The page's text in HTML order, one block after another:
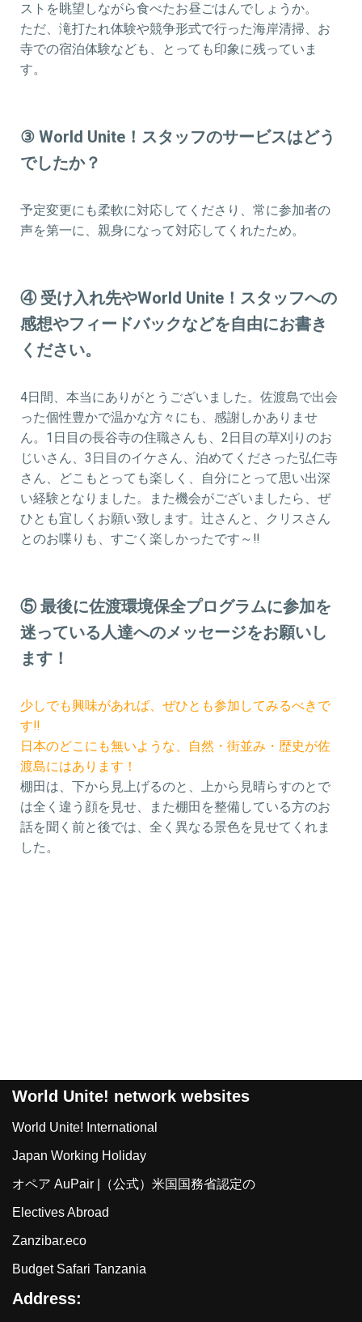
ストを眺望しながら食べたお昼ごはんでしょうか。
ただ、滝打たれ体験や競争形式で行った海岸清掃、お
寺での宿泊体験なども、とっても印象に残っていま
す。
③ World Unite！スタッフのサービスはどう
でしたか？
予定変更にも柔軟に対応してくださり、常に参加者の
声を第一に、親身になって対応してくれたため。
④ 受け入れ先やWorld Unite！スタッフへの
感想やフィードバックなどを自由にお書き
ください。
4日間、本当にありがとうございました。佐渡島で出会
った個性豊かで温かな方々にも、感謝しかありませ
ん。1日目の長谷寺の住職さんも、2日目の草刈りのお
じいさん、3日目のイケさん、泊めてくださった弘仁寺
さん、どこもとっても楽しく、自分にとって思い出深
い経験となりました。また機会がございましたら、ぜ
ひとも宜しくお願い致します。辻さんと、クリスさん
とのお喋りも、すごく楽しかったです～‼
⑤ 最後に佐渡環境保全プログラムに参加を
迷っている人達へのメッセージをお願いし
ます！
少しでも興味があれば、ぜひとも参加してみるべきで
す‼
日本のどこにも無いような、自然・街並み・歴史が佐
渡島にはあります！
棚田は、下から見上げるのと、上から見晴らすのとで
は全く違う顔を見せ、また棚田を整備している方のお
話を聞く前と後では、全く異なる景色を見せてくれま
した。
World Unite! network websites
World Unite! International
Japan Working Holiday
オペア AuPair |（公式）米国国務省認定の
Electives Abroad
Zanzibar.eco
Budget Safari Tanzania
Address: